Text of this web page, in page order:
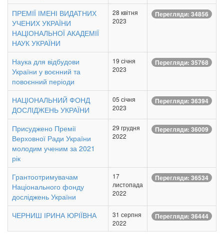
ПРЕМІЇ ІМЕНІ ВИДАТНИХ
УЧЕНИХ УКРАЇНИ
НАЦІОНАЛЬНОЇ АКАДЕМІЇ
НАУК УКРАЇНИ
28 квітня
2023
Перегляди: 34856
Наука для відбудови
України у воєнний та
повоєнний періоди
19 січня
2023
Перегляди: 35768
НАЦІОНАЛЬНИЙ ФОНД
ДОСЛІДЖЕНЬ УКРАЇНИ
05 січня
2023
Перегляди: 36394
Присуджено Премії
Верховної Ради України
молодим ученим за 2021
рік
29 грудня
2022
Перегляди: 36009
Грантоотримувачам
Національного фонду
досліджень України
17
листопада
2022
Перегляди: 36534
ЧЕРНИШ ІРИНА ЮРІЇВНА
31 серпня
2022
Перегляди: 36444